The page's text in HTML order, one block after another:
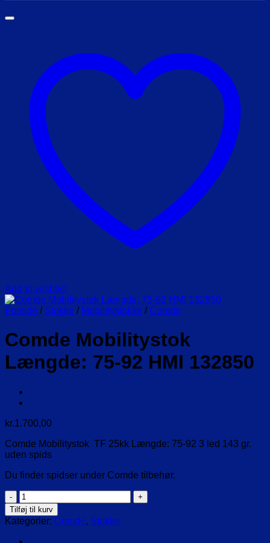
Add to wishlist
Forside / Stokke / Mobilitystokke / Comde
Comde Mobilitystok
Længde: 75-92 HMI 132850
kr.1.700,00
Comde Mobilitystok TF 25kk Længde: 75-92 3 led 143 gr.
uden spids
Du finder spidser under Comde tilbehør.
Comde
Mobilitystok
Længde:
75-
92
Tilføj til kurv
Kategorier: Comde, Stokke